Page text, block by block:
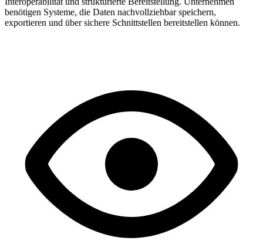
benötigen Systeme, die Daten nachvollziehbar speichern,
exportieren und über sichere Schnittstellen bereitstellen können.